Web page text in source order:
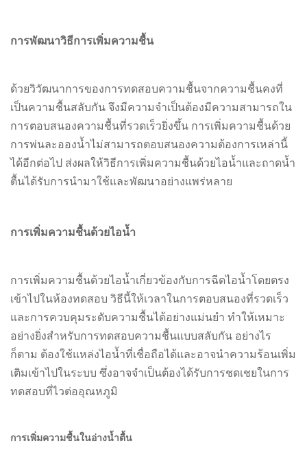
การพัฒนาวิธีการเพิ่มความชื้น
ด้วยวิวัฒนาการของการทดสอบความชื้นจากความชื้นคงที่
เป็นความชื้นสลับกัน จึงมีความจำเป็นต้องมีความสามารถใน
การตอบสนองความชื้นที่รวดเร็วยิ่งขึ้น การเพิ่มความชื้นด้วย
การพ่นละอองน้ำไม่สามารถตอบสนองความต้องการเหล่านี้
ได้อีกต่อไป ส่งผลให้วิธีการเพิ่มความชื้นด้วยไอน้ำและถาดน้ำ
ตื้นได้รับการนำมาใช้และพัฒนาอย่างแพร่หลาย
การเพิ่มความชื้นด้วยไอน้ำ
การเพิ่มความชื้นด้วยไอน้ำเกี่ยวข้องกับการฉีดไอน้ำโดยตรง
เข้าไปในห้องทดสอบ วิธีนี้ให้เวลาในการตอบสนองที่รวดเร็ว
และการควบคุมระดับความชื้นได้อย่างแม่นยำ ทำให้เหมาะ
อย่างยิ่งสำหรับการทดสอบความชื้นแบบสลับกัน อย่างไร
ก็ตาม ต้องใช้แหล่งไอน้ำที่เชื่อถือได้และอาจนำความร้อนเพิ่ม
เติมเข้าไปในระบบ ซึ่งอาจจำเป็นต้องได้รับการชดเชยในการ
ทดสอบที่ไวต่ออุณหภูมิ
การเพิ่มความชื้นในอ่างน้ำตื้น